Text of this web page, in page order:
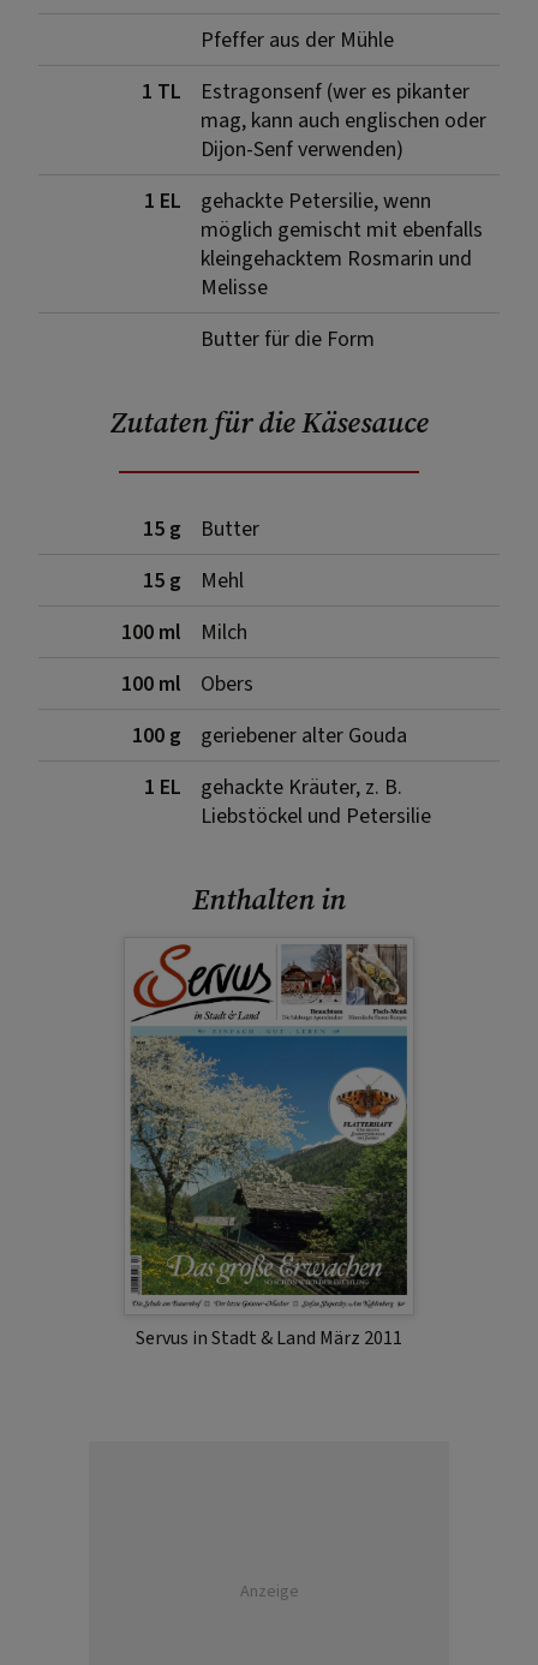
Pfeffer aus der Mühle
1 TL
Estragonsenf (wer es pikanter
mag, kann auch englischen oder
Dijon-Senf verwenden)
1 EL
gehackte Petersilie, wenn
möglich gemischt mit ebenfalls
kleingehacktem Rosmarin und
Melisse
Butter für die Form
Zutaten für die Käsesauce
15 g
Butter
15 g
Mehl
100 ml
Milch
100 ml
Obers
100 g
geriebener alter Gouda
1 EL
gehackte Kräuter, z. B.
Liebstöckel und Petersilie
Enthalten in
Servus in Stadt & Land März 2011
Anzeige